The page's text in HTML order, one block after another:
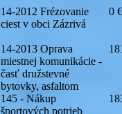
14-2012 Frézovanie
ciest v obci Zázrivá
0 €
14-2013 Oprava
miestnej komunikácie -
časť družstevné
bytovky, asfaltom
145 - Nákup
športových potrieb